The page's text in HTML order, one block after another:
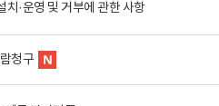
치·운영 및 거부에 관한 사항
청구